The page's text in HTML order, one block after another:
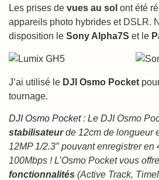
Les prises de vues au sol ont été
appareils photo hybrides et DSLR.
disposition le Sony Alpha7S et le
J’ai utilisé le DJI Osmo Pocket
tournage.
DJI Osmo Pocket: Le DJI Osmo
stabilisateurde 12cm de longueur
12MP 1/2.3″ pouvant enregistrer en
100Mbps ! L’Osmo Pocket vous
fonctionnalités (Active Track,